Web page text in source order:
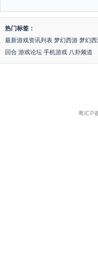
热门标签：
最新游戏资讯列表 梦幻西游 梦幻
回合 游戏论坛 手机游戏 八卦频道
粤ICP